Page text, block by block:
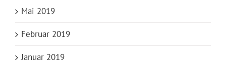
Mai 2019
Februar 2019
Januar 2019